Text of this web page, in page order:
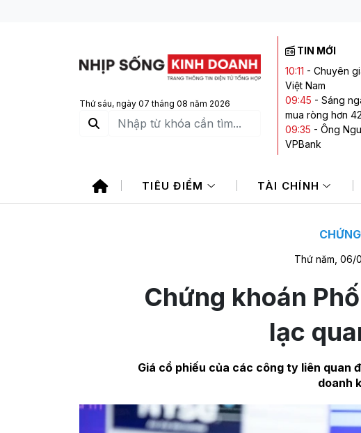
Thứ sáu, ngày 07 tháng 08 năm 2026
TIN MỚI
10:11 - Chuyên
Việt Nam
09:45 - Sáng
mua ròng hơn
09:35 - Ông
VPBank
09:29- Giá
08:44-Tài
TIÊU ĐIỂM TÀI CHÍNH
Thứ năm, 06/
Chứng khoán
lạc
Giá cổ phiếu của các công ty liên quan
doanh